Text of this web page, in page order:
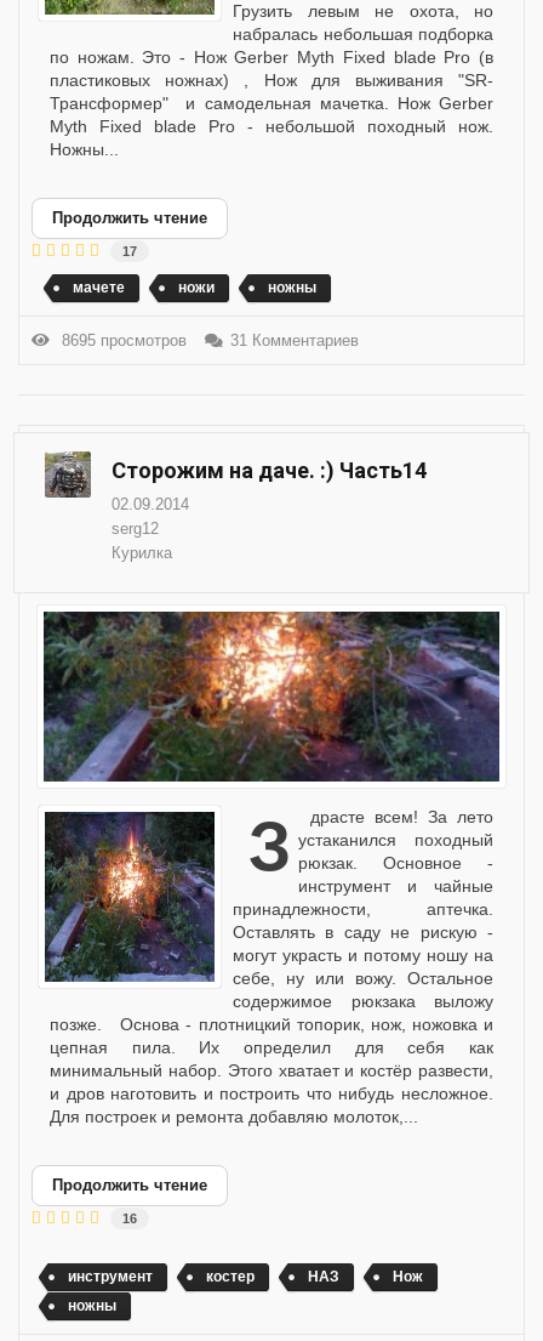
Грузить левым не охота, но
набралась небольшая подборка
по ножам. Это - Нож Gerber Myth Fixed blade Pro (в
пластиковых ножнах) , Нож для выживания "SR-
Трансформер" и самодельная мачетка. Нож Gerber
Myth Fixed blade Pro - небольшой походный нож.
Ножны...
Продолжить чтение
17
мачете ножи ножны
8695 просмотров 31 Комментариев
Сторожим на даче. :) Часть14
02.09.2014
serg12
Курилка
Здрасте всем! За лето устаканился походный
рюкзак. Основное -
инструмент и чайные
принадлежности, аптечка.
Оставлять в саду не рискую -
могут украсть и потому ношу на
себе, ну или вожу. Остальное
содержимое рюкзака выложу
позже. Основа - плотницкий топорик, нож, ножовка и
цепная пила. Их определил для себя как
минимальный набор. Этого хватает и костёр развести,
и дров наготовить и построить что нибудь несложное.
Для построек и ремонта добавляю молоток,...
Продолжить чтение
16
инструмент костер НАЗ
Нож
ножны